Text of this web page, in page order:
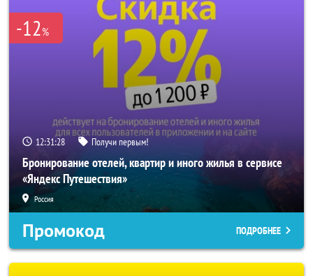
-12%
12:31:26 Получи первым!
Бронирование отелей, квартир и иного жилья в сервисе
«Яндекс Путешествия»
Россия
Промокод ПОДРОБНЕЕ